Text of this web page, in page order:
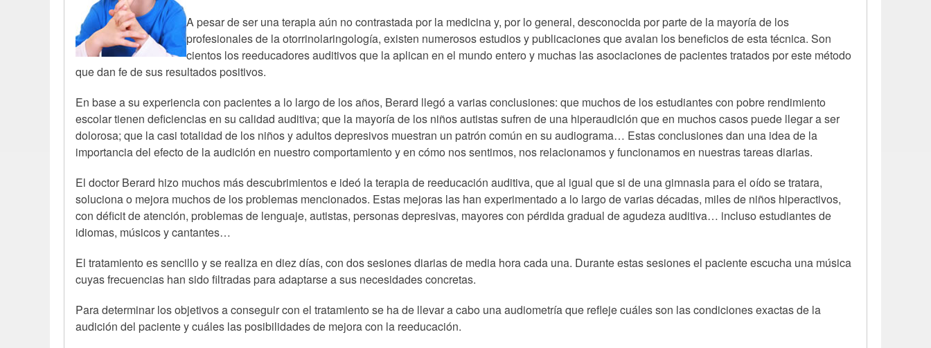
A pesar de ser una terapia aún no contrastada por la medicina y, por lo general, desconocida por parte de la mayoría de los
profesionales de la otorrinolaringología, existen numerosos estudios y publicaciones que avalan los beneficios de esta técnica. Son
cientos los reeducadores auditivos que la aplican en el mundo entero y muchas las asociaciones de pacientes tratados por este método
que dan fe de sus resultados positivos.
En base a su experiencia con pacientes a lo largo de los años, Berard llegó a varias conclusiones: que muchos de los estudiantes con pobre rendimiento
escolar tienen deficiencias en su calidad auditiva; que la mayoría de los niños autistas sufren de una hiperaudición que en muchos casos puede llegar a ser
dolorosa; que la casi totalidad de los niños y adultos depresivos muestran un patrón común en su audiograma… Estas conclusiones dan una idea de la
importancia del efecto de la audición en nuestro comportamiento y en cómo nos sentimos, nos relacionamos y funcionamos en nuestras tareas diarias.
El doctor Berard hizo muchos más descubrimientos e ideó la terapia de reeducación auditiva, que al igual que si de una gimnasia para el oído se tratara,
soluciona o mejora muchos de los problemas mencionados. Estas mejoras las han experimentado a lo largo de varias décadas, miles de niños hiperactivos,
con déficit de atención, problemas de lenguaje, autistas, personas depresivas, mayores con pérdida gradual de agudeza auditiva… incluso estudiantes de
idiomas, músicos y cantantes…
El tratamiento es sencillo y se realiza en diez días, con dos sesiones diarias de media hora cada una. Durante estas sesiones el paciente escucha una música
cuyas frecuencias han sido filtradas para adaptarse a sus necesidades concretas.
Para determinar los objetivos a conseguir con el tratamiento se ha de llevar a cabo una audiometría que refleje cuáles son las condiciones exactas de la
audición del paciente y cuáles las posibilidades de mejora con la reeducación.